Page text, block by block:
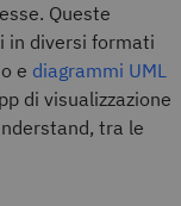
Queste
in diversi formati
e diagrammi UML
di visualizzazione
tra le